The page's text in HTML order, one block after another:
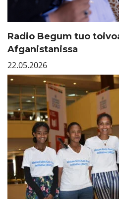
Radio Begum tuo
Afganistanissa
22.05.2026